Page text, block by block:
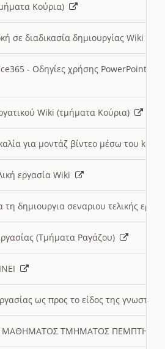
Κούρια)
σε διαδικασία δημιουργίας Wiki
- Οδηγίες χρήσης PowerPoint
Wiki (τμήματα Κούρια)
για μοντάζ βίντεο μέσω του
εργασία Wiki
τη δημιουργια σεναριου τελικής
(Τμήματα Ραγάζου)
ως προς το είδος της
ΜΑΘΗΜΑΤΟΣ ΤΜΗΜΑΤΟΣ